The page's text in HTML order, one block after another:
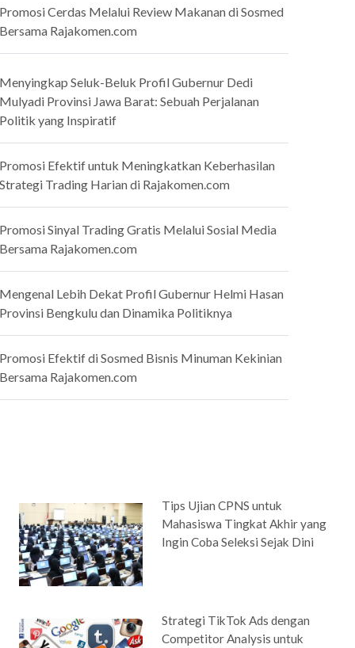
Cerdas Melalui Review Makanan di Sosmed
Rajakomen.com
Seluk-Beluk Profil Gubernur Dedi
Provinsi Jawa Barat: Sebuah Perjalanan
yang Inspiratif
Efektif untuk Meningkatkan Keberhasilan
Trading Harian di Rajakomen.com
Sinyal Trading Gratis Melalui Sosial Media
Rajakomen.com
Lebih Dekat Profil Gubernur Helmi Hasan
Bengkulu dan Dinamika Politiknya
Efektif di Sosmed Bisnis Minuman Kekinian
Rajakomen.com
Tips Ujian CPNS untuk
Mahasiswa Tingkat Akhir yang
Ingin Coba Seleksi Sejak Dini
Strategi TikTok Ads dengan
Competitor Analysis untuk